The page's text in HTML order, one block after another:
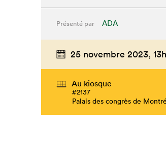
Présenté par ADA
25 novembre 2023,
Au kiosque
#2137
Palais des congrès de